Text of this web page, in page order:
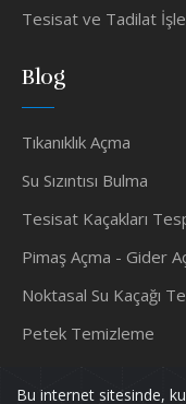
Bu internet sitesinde,
Tesisat ve Tadilat
Blog
Tıkanıklık Açma
Su Sızıntısı Bulma
Tesisat Kaçakları
Pimaş Açma - Gider
Noktasal Su Kaçağı
Petek Temizleme